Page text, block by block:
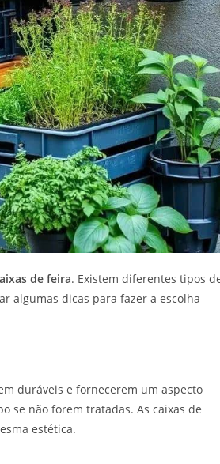
de feira. Existem diferentes tipos
algumas dicas para fazer a escolha
duráveis e fornecerem um aspecto
se não forem tratadas. As caixas de
estética.